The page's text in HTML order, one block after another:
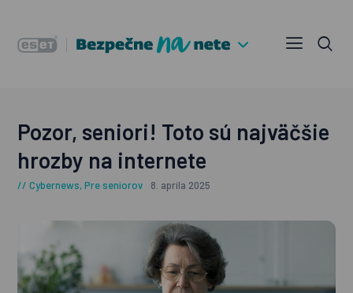
Pozor, seniori! Toto sú najväčšie
hrozby na internete
Cybernews,Pre seniorov 8. apríla 2025